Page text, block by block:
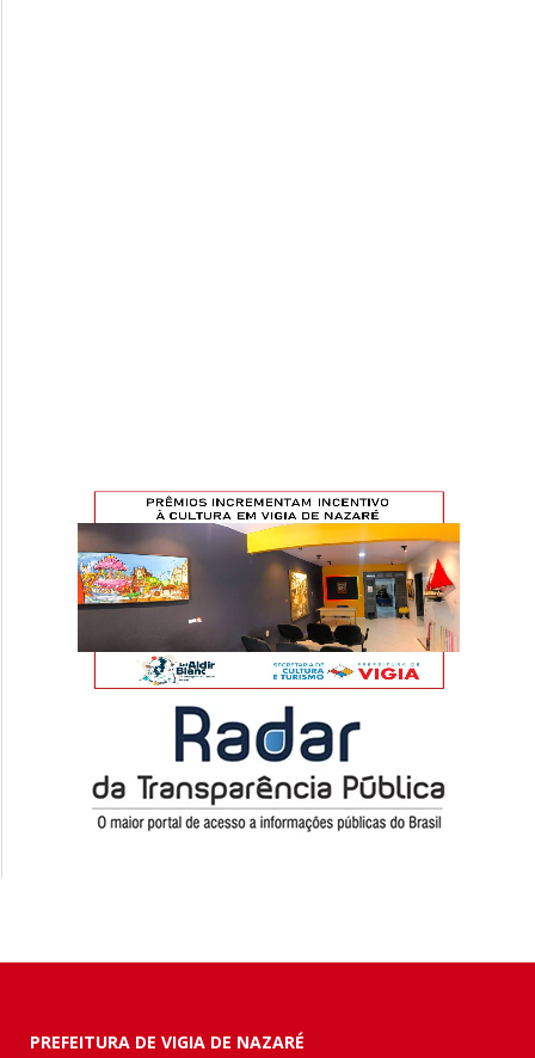
PREFEITURA DE VIGIA DE NAZARÉ